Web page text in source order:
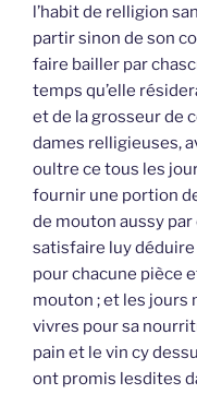
l’habit de relligion
partir sinon de son
faire bailler par
temps qu’elle
et de la grosseur de
dames relligieuses,
oultre ce tous les
fournir une portion
de mouton aussy par
satisfaire luy déduire
pour chacune pièce
mouton ; et les jours
vivres pour sa
pain et le vin cy
ont promis lesdites